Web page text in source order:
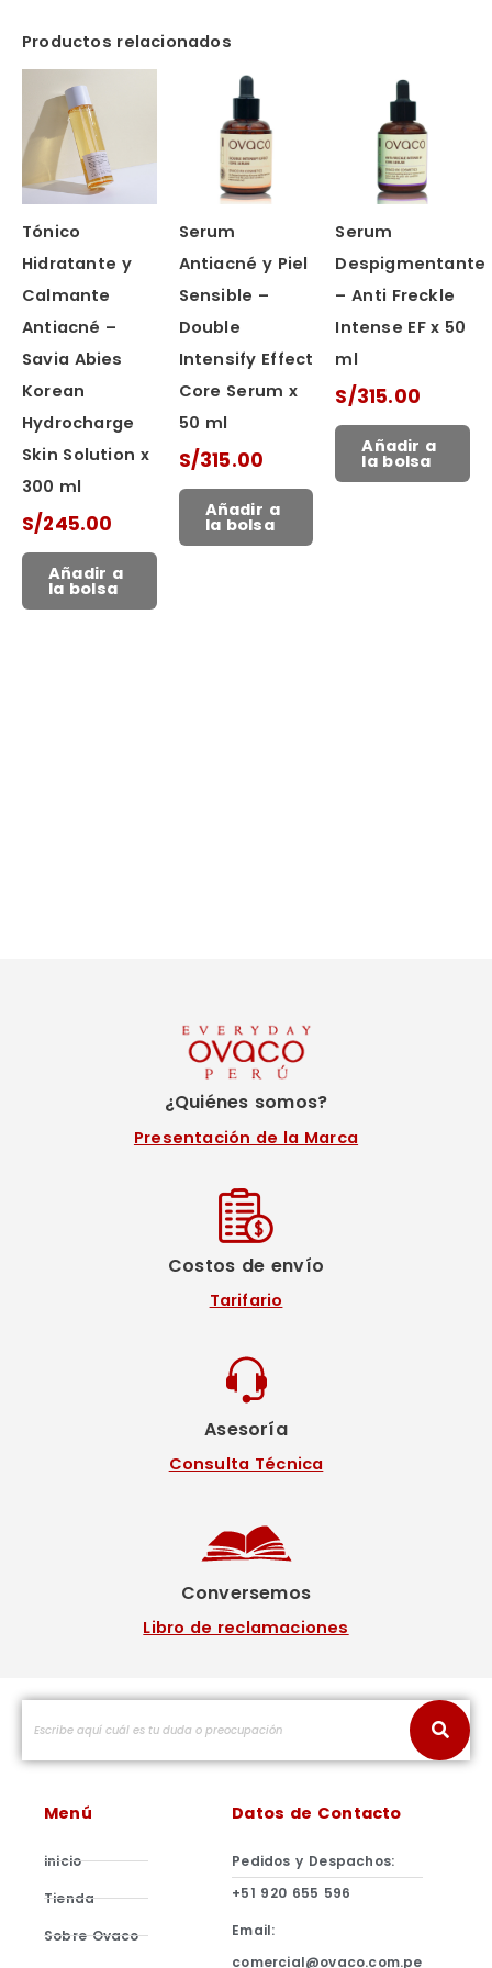
Productos relacionados
Tónico
Hidratante y
Calmante
Antiacné –
Savia Abies
Korean
Hydrocharge
Skin Solution x
300 ml
S/245.00
Añadir a
la bolsa
Serum
Antiacné y Piel
Sensible –
Double
Intensify Effect
Core Serum x
50 ml
S/315.00
Añadir a
la bolsa
Serum
Despigmentante
– Anti Freckle
Intense EF x 50
ml
S/315.00
Añadir a
la bolsa
¿Quiénes somos?
Presentación de la Marca
Costos de envío
Tarifario
Asesoría
Consulta Técnica
Conversemos
Libro de reclamaciones
Menú
inicio
Tienda
Sobre Ovaco
Datos de Contacto
Pedidos y Despachos:
+51 920 655 596
Email:
comercial@ovaco.com.pe